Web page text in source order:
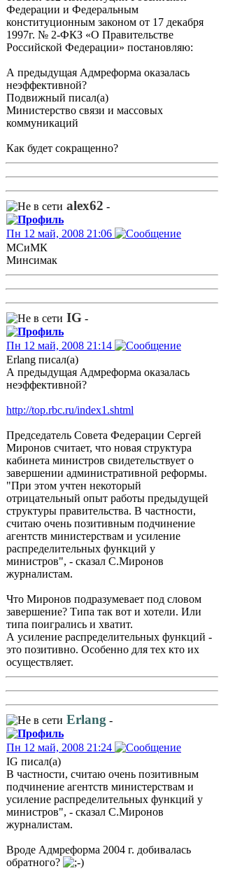
Федерации и Федеральным
конституционным законом от 17 декабря
1997г. № 2-ФКЗ «О Правительстве
Российской Федерации» постановляю:
А предыдущая Адмреформа оказалась
неэффективной?
Подвижный писал(а)
Министерство связи и массовых
коммуникаций
Как будет сокращенно?
alex62 -
Пн 12 май, 2008 21:06
МСиМК
Минсимак
IG -
Пн 12 май, 2008 21:14
Erlang писал(а)
А предыдущая Адмреформа оказалась
неэффективной?
http://top.rbc.ru/index1.shtml
Председатель Совета Федерации Сергей
Миронов считает, что новая структура
кабинета министров свидетельствует о
завершении административной реформы.
"При этом учтен некоторый
отрицательный опыт работы предыдущей
структуры правительства. В частности,
считаю очень позитивным подчинение
агентств министерствам и усиление
распределительных функций у
министров", - сказал С.Миронов
журналистам.
Что Миронов подразумевает под словом
завершение? Типа так вот и хотели. Или
типа поигрались и хватит.
А усиление распределительных функций -
это позитивно. Особенно для тех кто их
осуществляет.
Erlang -
Пн 12 май, 2008 21:24
IG писал(а)
В частности, считаю очень позитивным
подчинение агентств министерствам и
усиление распределительных функций у
министров", - сказал С.Миронов
журналистам.
Вроде Адмреформа 2004 г. добивалась
обратного?